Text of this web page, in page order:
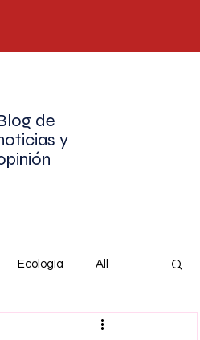
de
y
Ecología All